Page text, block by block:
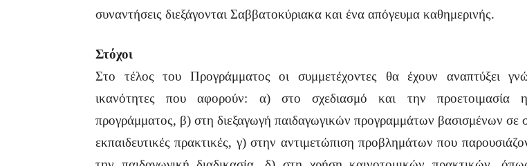
συναντήσεις διεξάγονται Σαββατοκύριακα και ένα απόγευμα καθημερινής.
Στόχοι
Στο τέλος του Προγράμματος οι συμμετέχοντες θα έχουν αναπτύξει
ικανότητες που αφορούν: α) στο σχεδιασμό και την προετοιμασία
προγράμματος, β) στη διεξαγωγή παιδαγωγικών προγραμμάτων βασισμένων σε
εκπαιδευτικές πρακτικές, γ) στην αντιμετώπιση προβλημάτων που